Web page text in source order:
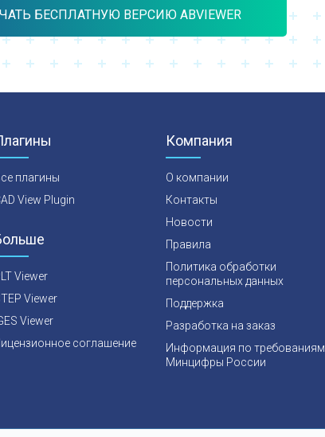
БЕСПЛАТНУЮ ВЕРСИЮ ABVIEWER
плагины
View Plugin
Viewer
Viewer
Viewer
соглашение
Компания
О компании
Контакты
Новости
Правила
Политика обработки
персональных данных
Поддержка
Разработка на заказ
Информация по требованиям
Минцифры России